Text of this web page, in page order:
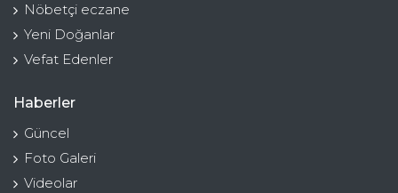
Nöbetçi eczane
Yeni Doğanlar
Vefat Edenler
Haberler
Güncel
Foto Galeri
Videolar